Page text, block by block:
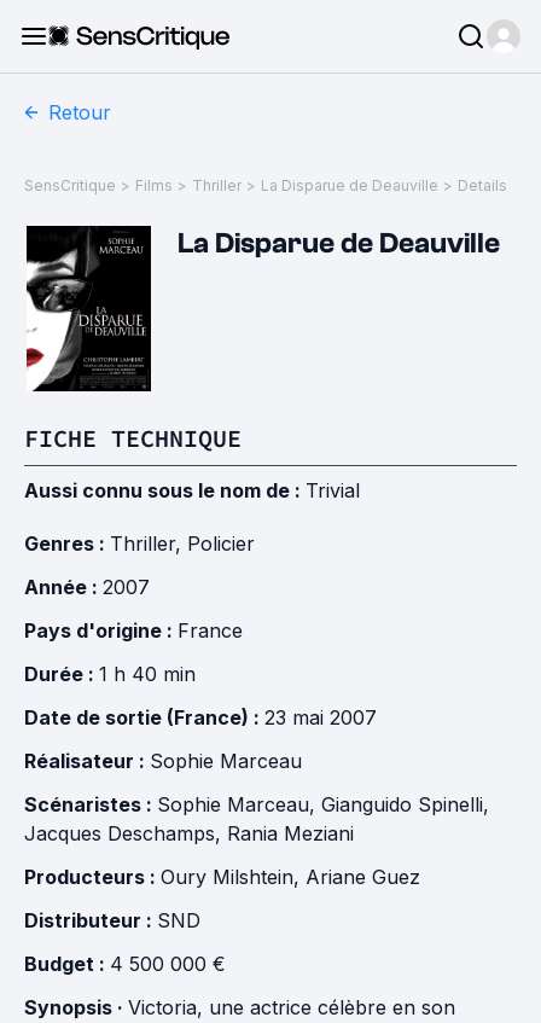
Retour
SensCritique > Films > Thriller > La Disparue de Deauville > Details
La Disparue de Deauville
FICHE TECHNIQUE
Aussi connu sous le nom de : Trivial
Genres : Thriller, Policier
Année : 2007
Pays d'origine : France
Durée : 1 h 40 min
Date de sortie (France) : 23 mai 2007
Réalisateur : Sophie Marceau
Scénaristes : Sophie Marceau, Gianguido Spinelli,
Jacques Deschamps, Rania Meziani
Producteurs : Oury Milshtein, Ariane Guez
Distributeur : SND
Budget : 4 500 000 €
Synopsis · Victoria, une actrice célèbre en son